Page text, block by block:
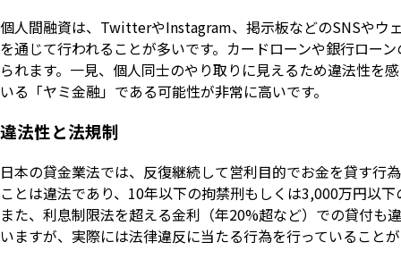
個人間融資は、TwitterやInstagram、掲示板などのSNSやウ
を通じて行われることが多いです。カードローンや銀行ロー
られます。一見、個人同士のやり取りに見えるため違法性を
いる「ヤミ金融」である可能性が非常に高いです。
違法性と法規制
日本の貸金業法では、反復継続して営利目的でお金を貸す行
ことは違法であり、10年以下の拘禁刑もしくは3,000万円以
また、利息制限法を超える金利（年20%超など）での貸付も
いますが、実際には法律違反に当たる行為を行っていること